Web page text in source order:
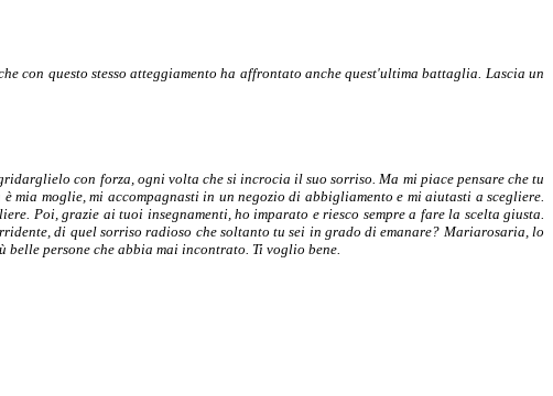
con questo stesso atteggiamento ha affrontato anche quest'ultima battaglia. Lascia un
con forza, ogni volta che si incrocia il suo sorriso. Ma mi piace pensare che tu
moglie, mi accompagnasti in un negozio di abbigliamento e mi aiutasti a scegliere.
Poi, grazie ai tuoi insegnamenti, ho imparato e riesco sempre a fare la scelta giusta.
di quel sorriso radioso che soltanto tu sei in grado di emanare? Mariarosaria, lo
persone che abbia mai incontrato. Ti voglio bene.